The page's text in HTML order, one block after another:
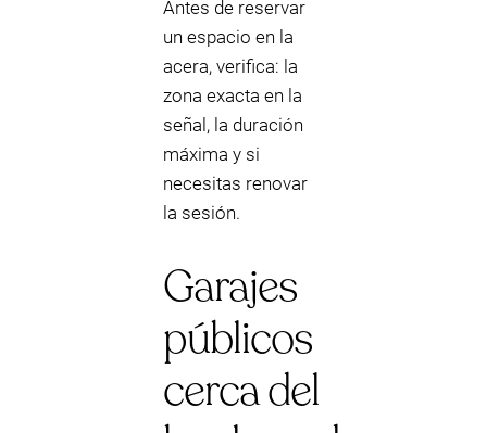
Antes de reservar
un espacio en la
acera, verifica: la
zona exacta en la
señal, la duración
máxima y si
necesitas renovar
la sesión.
Garajes
públicos
cerca del